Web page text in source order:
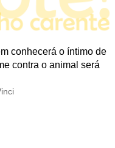
conhecerá o íntimo de
contra o animal será